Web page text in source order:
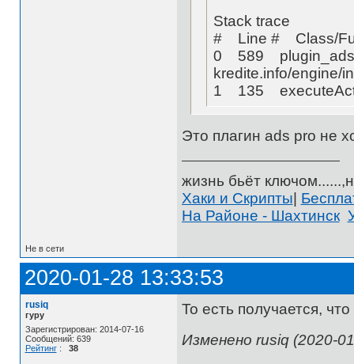
Stack trace
# Line # Class/
0 589
kredite.info/engine/
1 135
Это плагин ads pro не
жизнь бьёт
Хаки и Скрипты|
На Районе - Шахтинск
Не в сети
2020-01-28 13:33:53
rusiq
гуру
Зарегистрирован: 2014-07-16
Сообщений: 639
Рейтинг: 38
То есть получается,
Изменено rusiq (2020-